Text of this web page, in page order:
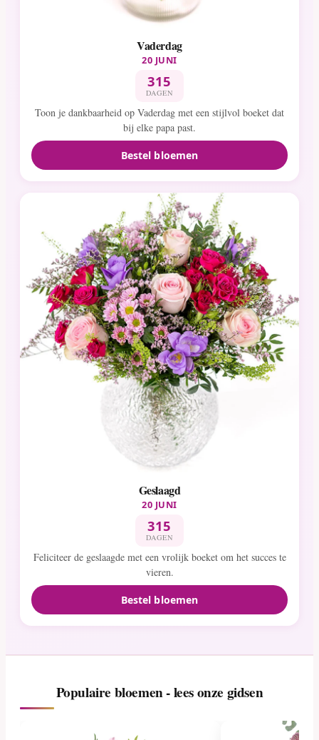
Vaderdag
20 JUNI
315
DAGEN
Toon je dankbaarheid op Vaderdag met een stijlvol boeket dat
bij elke papa past.
Bestel bloemen
Geslaagd
20 JUNI
315
DAGEN
Feliciteer de geslaagde met een vrolijk boeket om het succes te
vieren.
Bestel bloemen
Populaire bloemen - lees onze gidsen